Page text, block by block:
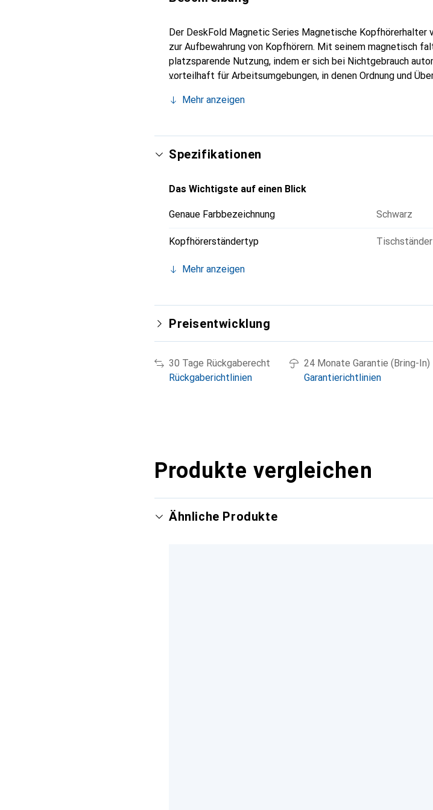
Der DeskFold Magnetic Series Magnetische
zur Aufbewahrung von Kopfhörern. Mit seinem magnetisch
platzsparende Nutzung, indem er sich bei Nichtgebrauch
vorteilhaft für Arbeitsumgebungen, in denen Ordnung und
der Geräte unterstützt. Die selbstklebende Befestigung
ist der Halter für die meisten gängigen Over-Ear- und On-
professionellen und aufgeräumten Erscheinungsbild bei.
Mehr anzeigen
Spezifikationen
Das Wichtigste auf einen Blick
Genaue Farbbezeichnung Schwarz
Kopfhörerständertyp Tischständer
Mehr anzeigen
Preisentwicklung
30 Tage Rückgaberecht
Rückgaberichtlinien
24 Monate Garantie (Bring-In)
Garantierichtlinien
Produkte vergleichen
Ähnliche Produkte